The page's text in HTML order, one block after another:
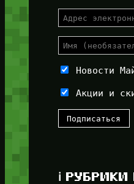
Новости
Акции и
ℹ️